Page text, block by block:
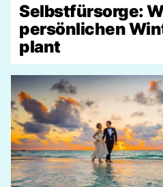
Selbstfürsorge:
persönlichen
plant